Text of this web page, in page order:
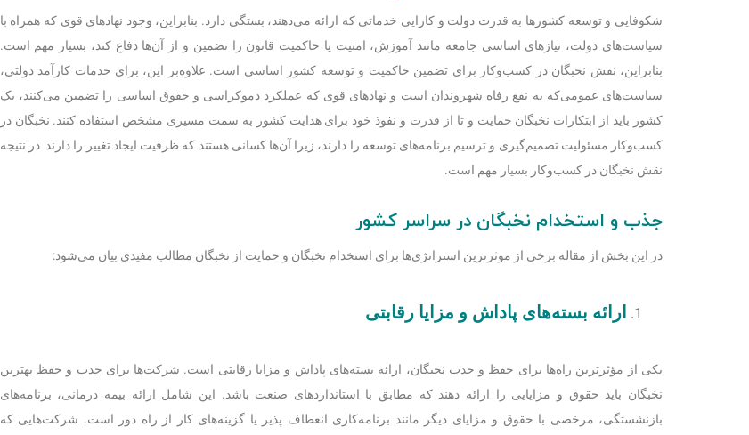
شکوفایی و توسعه کشورها به قدرت دولت و کارایی خدماتی که ارائه می‌دهند، بستگی دارد. بنابراین، وجود نهاد‌های قوی که همراه با
سیاست‌‌های دولت، نیاز‌های اساسی جامعه مانند آموزش، امنیت یا حاکمیت قانون را تضمین و از آن‌ها دفاع کند، بسیار مهم است.
بنابراین، نقش نخبگان در کسب‌و‌کار برای تضمین حاکمیت و توسعه کشور اساسی است. علاوه‌بر این، برای خدمات کارآمد دولتی،
سیاست‌‌های عمومی‌که به نفع رفاه شهروندان است و نهاد‌های قوی که عملکرد دموکراسی و حقوق اساسی را تضمین می‌کنند، یک
کشور باید از ابتکارات نخبگان حمایت و تا از قدرت و نفوذ خود برای هدایت کشور به سمت مسیری مشخص استفاده کنند. نخبگان در
کسب‌و‌کار مسئولیت تصمیم‌گیری و ترسیم برنامه‌های توسعه را دارند، زیرا آن‌ها کسانی هستند که ظرفیت ایجاد تغییر را دارند در نتیجه
نقش نخبگان در کسب‌و‌کار بسیار مهم است.
جذب و استخدام نخبگان در سراسر کشور
در این بخش از مقاله برخی از موثرترین استراتژی‌ها برای استخدام نخبگان و حمایت از نخبگان مطالب مفیدی بیان می‌شود:
ارائه بسته‌های پاداش و مزایا رقابتی
یکی از مؤثرترین راه‌ها برای حفظ و جذب نخبگان، ارائه بسته‌های پاداش و مزایا رقابتی است. شرکت‌ها برای جذب و حفظ بهترین
نخبگان باید حقوق و مزایایی را ارائه دهند که مطابق با استانداردهای صنعت باشد. این شامل ارائه بیمه درمانی، برنامه‌های
بازنشستگی، مرخصی با حقوق و مزایای دیگر مانند برنامه‌کاری انعطاف پذیر یا گزینه‌های کار از راه دور است. شرکت‌هایی که